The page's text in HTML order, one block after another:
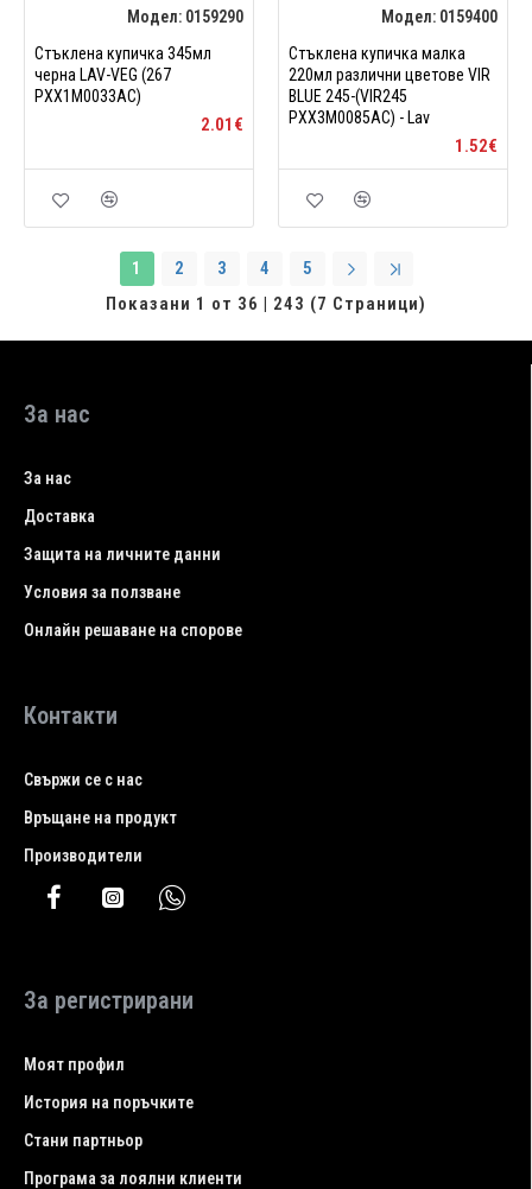
Модел: 0159290
Стъклена купичка 345мл
черна LAV-VEG (267
PXX1M0033AC)
2.01€
Модел: 0159400
Стъклена купичка малка
220мл различни цветове VIR
BLUE 245-(VIR245
PXX3M0085AC) - Lav
1.52€
1 2 3 4
5
Показани 1 от 36 | 243 (7 Страници)
За нас
За нас
Доставка
Защита на личните данни
Условия за ползване
Онлайн решаване на спорове
Контакти
Свържи се с нас
Връщане на продукт
Производители
За регистрирани
Моят профил
История на поръчките
Стани партньор
Програма за лоялни клиенти